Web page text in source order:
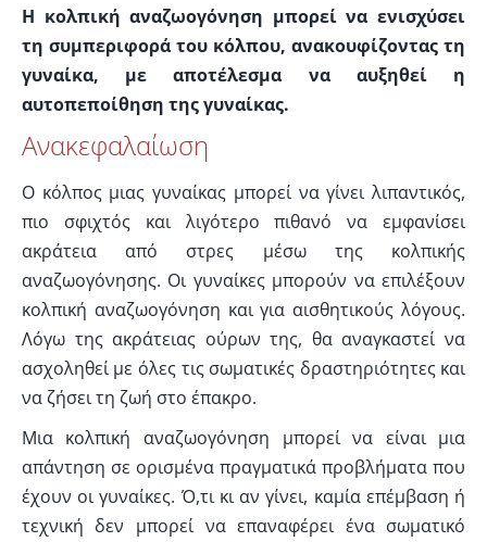
Η κολπική αναζωογόνηση μπορεί να ενισχύσει
τη συμπεριφορά του κόλπου, ανακουφίζοντας τη
γυναίκα, με αποτέλεσμα να αυξηθεί η
αυτοπεποίθηση της γυναίκας.
Ανακεφαλαίωση
Ο κόλπος μιας γυναίκας μπορεί να γίνει λιπαντικός,
πιο σφιχτός και λιγότερο πιθανό να εμφανίσει
ακράτεια από στρες μέσω της κολπικής
αναζωογόνησης. Οι γυναίκες μπορούν να επιλέξουν
κολπική αναζωογόνηση και για αισθητικούς λόγους.
Λόγω της ακράτειας ούρων της, θα αναγκαστεί να
ασχοληθεί με όλες τις σωματικές δραστηριότητες και
να ζήσει τη ζωή στο έπακρο.
Μια κολπική αναζωογόνηση μπορεί να είναι μια
απάντηση σε ορισμένα πραγματικά προβλήματα που
έχουν οι γυναίκες. Ό,τι κι αν γίνει, καμία επέμβαση ή
τεχνική δεν μπορεί να επαναφέρει ένα σωματικό